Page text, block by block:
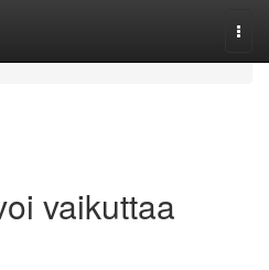
vaikuttaa